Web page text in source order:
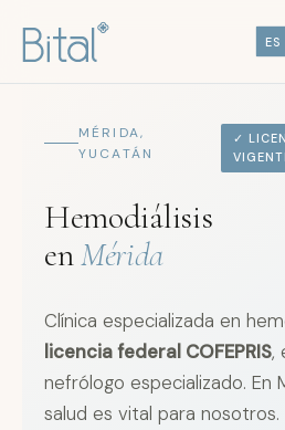
ES
MÉRIDA,
YUCATÁN
✓
Hemodiálisis
enMérida
Clínica especializada en
licencia federal COFEPRIS,
nefrólogo especializado. En
salud es vital para nosotros.